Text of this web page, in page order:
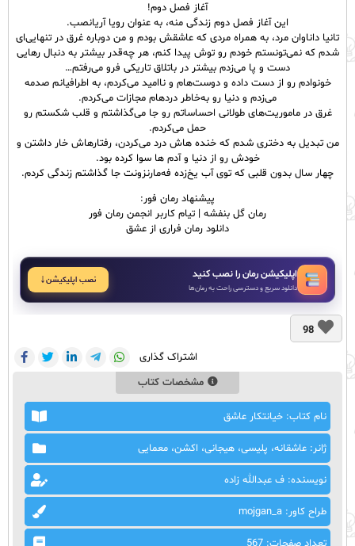
آغاز فصل دوم!
این آغاز فصل دوم زندگی منه‌، به عنوان رویا آریانصب.
تانیا داناوان مرد، به همراه مردی که عاشقش بودم و من دوباره غرق در تنهایی‌ای
شدم که نمی‌تونستم خودم رو توش پیدا کنم، هر چه‌‌قدر بیشتر به دنبال رهایی
دست‌ و پا می‌زدم بیشتر در باتلاق تاریکی فرو می‌رفتم…
خونوادم رو از دست داده و دوست‌هام و ناامید می‌کردم، به اطرافیانم صدمه
می‌زدم و دنیا رو به‌خاطر دردهام مجازات می‌کردم.
غرق در ماموریت‌های طولانی احساساتم رو جا می‌گذاشتم و قلب شکستم رو
حمل می‌کردم.
من تبدیل به دختری شدم که خنده هاش درد می‌کردن، رفتارهاش خار داشتن‌ و
خودش رو از دنیا و آدم ها سوا کرده بود.
چهار سال بدون قلبی که توی آب یخ‌زده فه‌مارنزونت جا گذاشتم‌ زندگی کردم.
پیشنهاد رمان فور:
رمان گل بنفشه | تیام کاربر انجمن رمان فور
دانلود رمان فراری از عشق
اپلیکیشن رمان را نصب کنید
دانلود سریع و دسترسی راحت به رمان‌ها
نصب اپلیکیشن
98
اشتراک گذاری
مشخصات کتاب
نام کتاب: خیانتکار عاشق
ژانر: عاشقانه، پلیسی، هیجانی، اکشن، معمایی
نویسنده: ف عبدالله زاده
طراح کاور: mojgan_a